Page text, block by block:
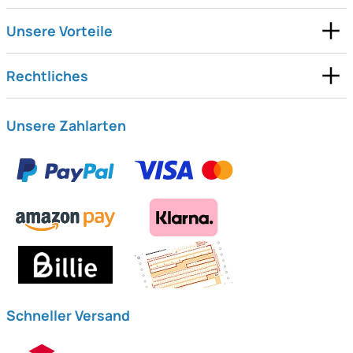
Unsere Vorteile
Rechtliches
Unsere Zahlarten
Schneller Versand